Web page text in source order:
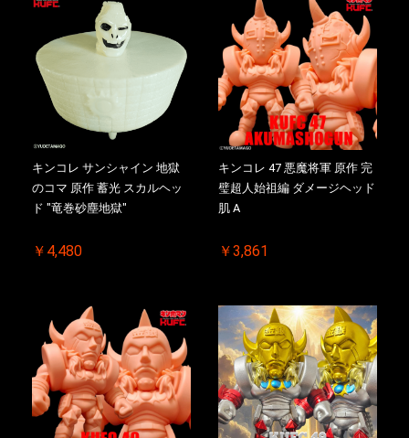
キンコレ サンシャイン 地獄
のコマ 原作 蓄光 スカルヘッ
ド "竜巻砂塵地獄"
￥4,480
キンコレ 47 悪魔将軍 原作 完
璧超人始祖編 ダメージヘッド
肌 A
￥3,861